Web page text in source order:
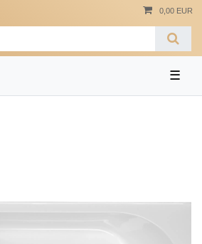
0,00 EUR
☰